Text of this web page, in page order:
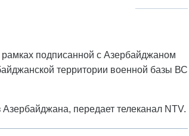
подписанной с Азербайджаном
территории военной базы ВС
передает телеканал NTV.